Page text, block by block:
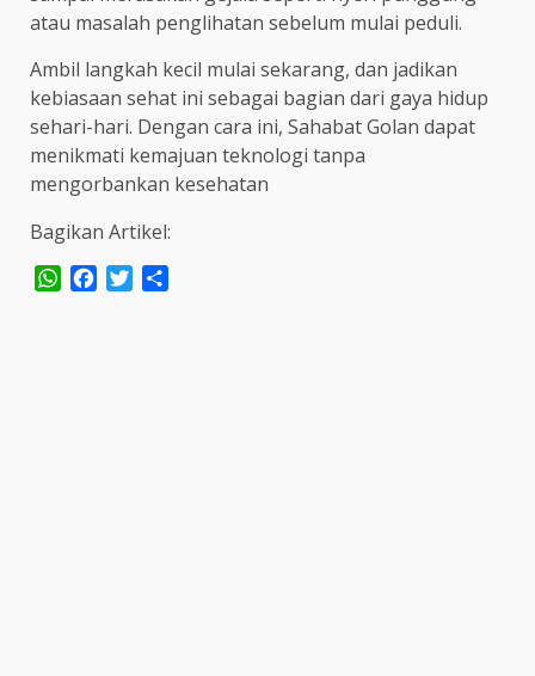
atau masalah penglihatan sebelum mulai peduli.
Ambil langkah kecil mulai sekarang, dan jadikan
kebiasaan sehat ini sebagai bagian dari gaya hidup
sehari-hari. Dengan cara ini, Sahabat Golan dapat
menikmati kemajuan teknologi tanpa
mengorbankan kesehatan
Bagikan Artikel:
WhatsApp
Facebook
Twitter